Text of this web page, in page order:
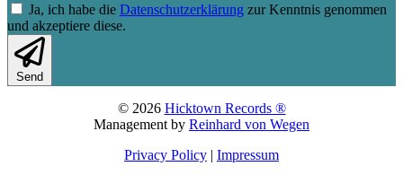
Ja, ich habe die Datenschutzerklärung zur Kenntnis genommen
und akzeptiere diese.
Send
© 2026 Hicktown Records ®
Management by Reinhard von Wegen
Privacy Policy | Impressum